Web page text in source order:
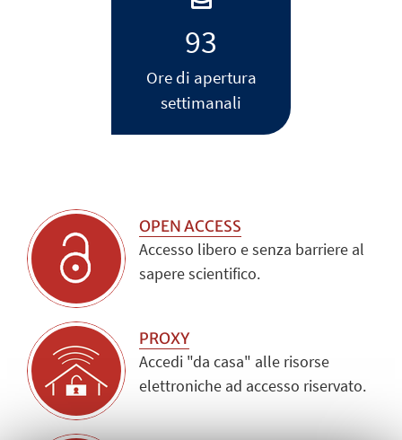
93
Ore di apertura
settimanali
OPEN ACCESS
Accesso libero e senza barriere al
sapere scientifico.
PROXY
Accedi "da casa" alle risorse
elettroniche ad accesso riservato.